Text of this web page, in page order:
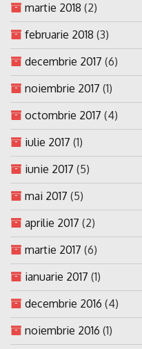
martie 2018 (2)
februarie 2018 (3)
decembrie 2017 (6)
noiembrie 2017 (1)
octombrie 2017 (4)
iulie 2017 (1)
iunie 2017 (5)
mai 2017 (5)
aprilie 2017 (2)
martie 2017 (6)
ianuarie 2017 (1)
decembrie 2016 (4)
noiembrie 2016 (1)